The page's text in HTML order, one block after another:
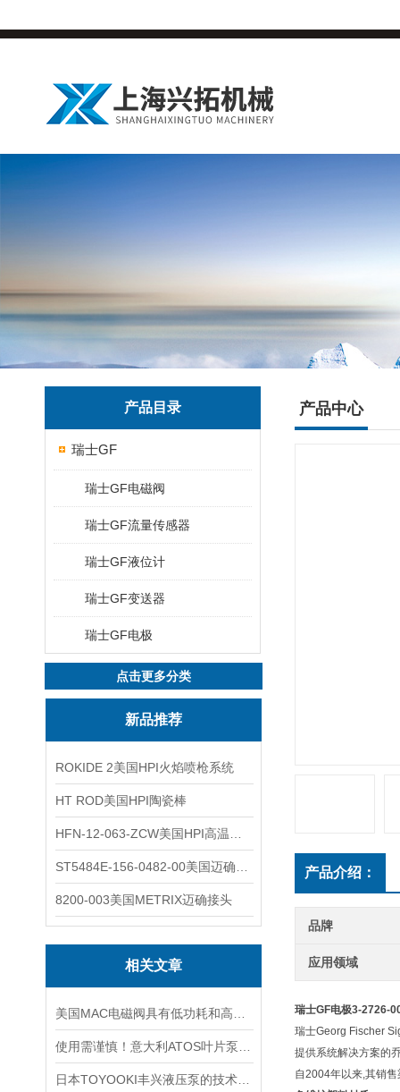
产品目录
瑞士GF
瑞士GF电磁阀
瑞士GF流量传感器
瑞士GF液位计
瑞士GF变送器
瑞士GF电极
点击更多分类
新品推荐
ROKIDE 2美国HPI火焰喷枪系统
HT ROD美国HPI陶瓷棒
8200-003美国METRIX迈确接头
相关文章
产品中心
产品介绍：
品牌
应用领域
瑞士GF电极3-2726-
瑞士Georg Fischer
提供系统解决方案的
自2004年以来,其销